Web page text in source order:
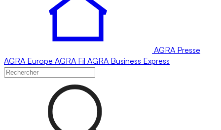
AGRA Presse
AGRA Europe AGRA Fil AGRA Business Express